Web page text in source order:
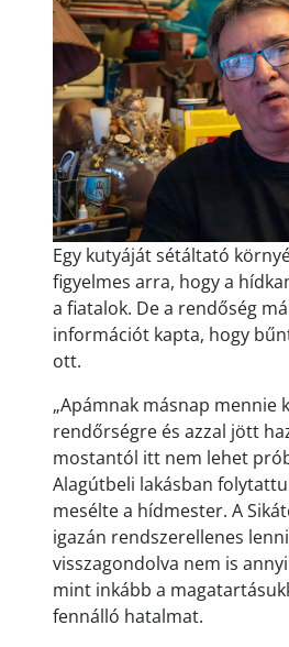
Egy kutyáját sétáltató
figyelmes arra, hogy a
a fiatalok. De a rendőség
információt kapta, hogy
ott.
„Apámnak másnap mennie
rendőrségre és azzal jött
mostantól itt nem lehet
Alagútbeli lakásban
mesélte a hídmester. A
igazán rendszerellenes
visszagondolva nem is
mint inkább a
fennálló hatalmat.